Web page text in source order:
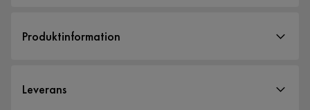
Storlek
Produktinformation
Leverans